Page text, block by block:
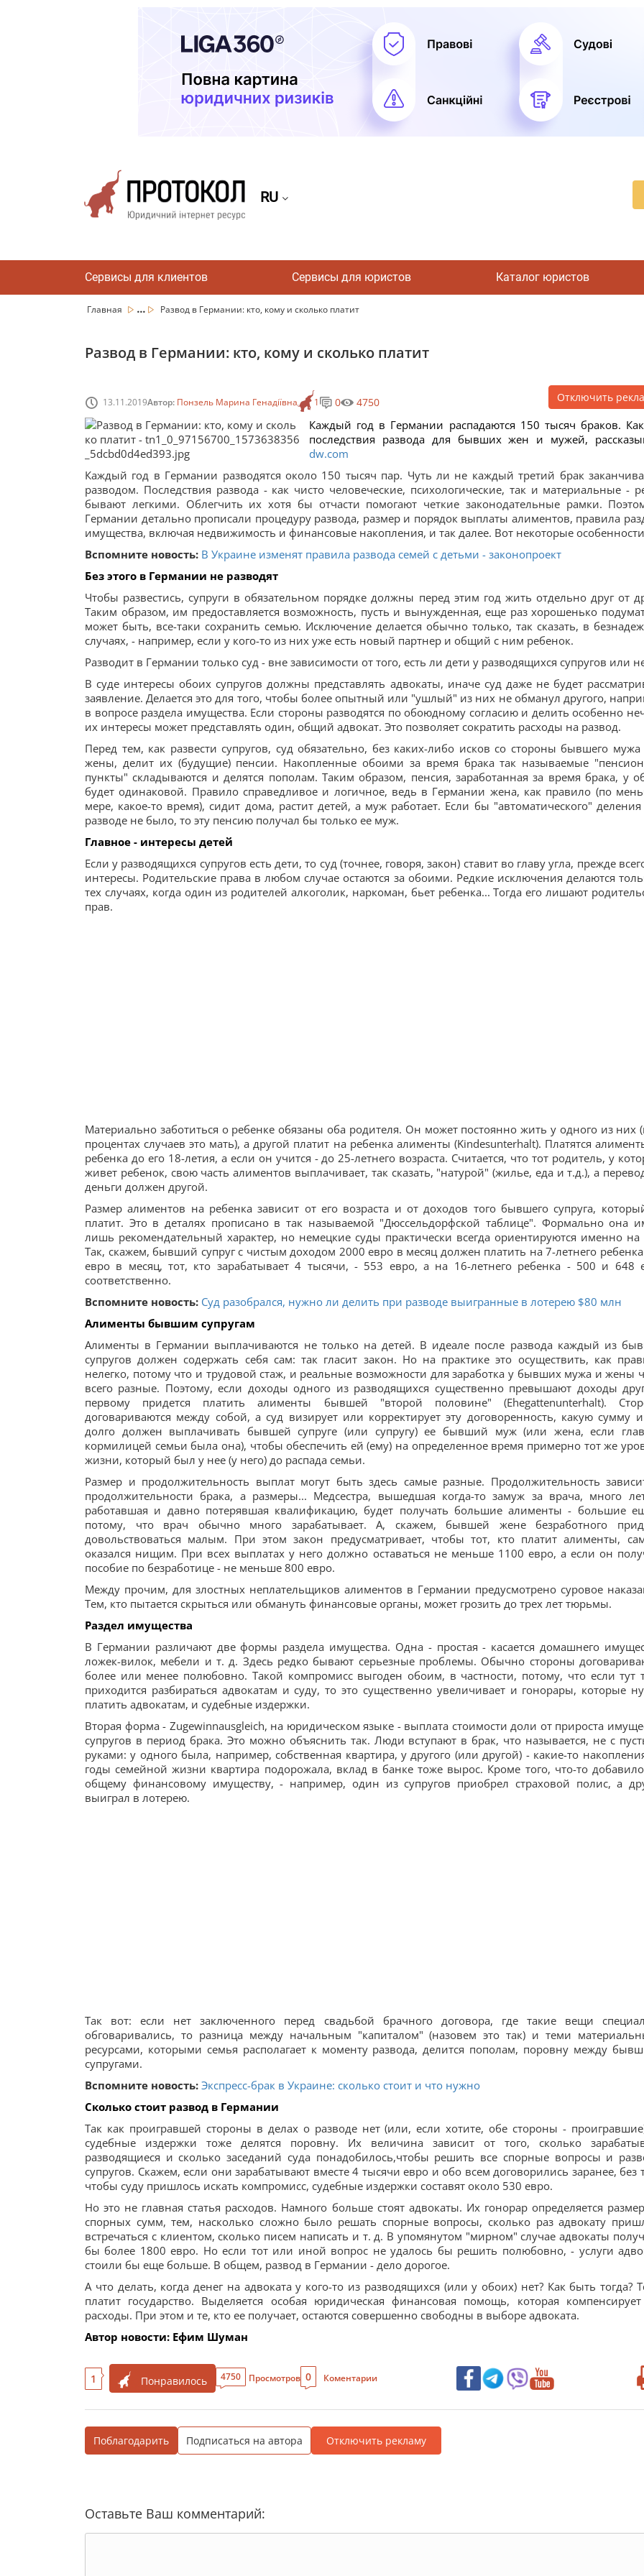
RU
Сервисы для клиентов Сервисы для юристов Каталог юристов
Главная ... Развод в Германии: кто, кому и сколько платит
Развод в Германии: кто, кому и сколько платит
13.11.2019Автор: Понзель Марина Генадіївна 1 0 4750 Отключить
Каждый год в Германии распадаются 150 тысяч браков.
последствия развода для бывших жен и мужей,
dw.com
Каждый год в Германии разводятся около 150 тысяч пар. Чуть ли не каждый третий брак
разводом. Последствия развода - как чисто человеческие, психологические, так и материальные -
бывают легкими. Облегчить их хотя бы отчасти помогают четкие законодательные рамки.
Германии детально прописали процедуру развода, размер и порядок выплаты алиментов, правила
имущества, включая недвижимость и финансовые накопления, и так далее. Вот некоторые
Вспомните новость: В Украине изменят правила развода семей с детьми - законопроект
Без этого в Германии не разводят
Чтобы развестись, супруги в обязательном порядке должны перед этим год жить отдельно друг от
Таким образом, им предоставляется возможность, пусть и вынужденная, еще раз хорошенько
может быть, все-таки сохранить семью. Исключение делается обычно только, так сказать, в
случаях, - например, если у кого-то из них уже есть новый партнер и общий с ним ребенок.
Разводит в Германии только суд - вне зависимости от того, есть ли дети у разводящихся супругов или
В суде интересы обоих супругов должны представлять адвокаты, иначе суд даже не будет
заявление. Делается это для того, чтобы более опытный или "ушлый" из них не обманул другого,
в вопросе раздела имущества. Если стороны разводятся по обоюдному согласию и делить особенно
их интересы может представлять один, общий адвокат. Это позволяет сократить расходы на развод.
Перед тем, как развести супругов, суд обязательно, без каких-либо исков со стороны бывшего
жены, делит их (будущие) пенсии. Накопленные обоими за время брака так называемые
пункты" складываются и делятся пополам. Таким образом, пенсия, заработанная за время брака, у
будет одинаковой. Правило справедливое и логичное, ведь в Германии жена, как правило (по
мере, какое-то время), сидит дома, растит детей, а муж работает. Если бы "автоматического"
разводе не было, то эту пенсию получал бы только ее муж.
Главное - интересы детей
Если у разводящихся супругов есть дети, то суд (точнее, говоря, закон) ставит во главу угла, прежде
интересы. Родительские права в любом случае остаются за обоими. Редкие исключения делаются
тех случаях, когда один из родителей алкоголик, наркоман, бьет ребенка... Тогда его лишают
прав.
Материально заботиться о ребенке обязаны оба родителя. Он может постоянно жить у одного из них
процентах случаев это мать), а другой платит на ребенка алименты (Kindesunterhalt). Платятся
ребенка до его 18-летия, а если он учится - до 25-летнего возраста. Считается, что тот родитель, у
живет ребенок, свою часть алиментов выплачивает, так сказать, "натурой" (жилье, еда и т.д.), а
деньги должен другой.
Размер алиментов на ребенка зависит от его возраста и от доходов того бывшего супруга,
платит. Это в деталях прописано в так называемой "Дюссельдорфской таблице". Формально она
лишь рекомендательный характер, но немецкие суды практически всегда ориентируются именно на
Так, скажем, бывший супруг с чистым доходом 2000 евро в месяц должен платить на 7-летнего
евро в месяц, тот, кто зарабатывает 4 тысячи, - 553 евро, а на 16-летнего ребенка - 500 и 648
соответственно.
Вспомните новость: Суд разобрался, нужно ли делить при разводе выигранные в лотерею $80 млн
Алименты бывшим супругам
Алименты в Германии выплачиваются не только на детей. В идеале после развода каждый из
супругов должен содержать себя сам: так гласит закон. Но на практике это осуществить, как
нелегко, потому что и трудовой стаж, и реальные возможности для заработка у бывших мужа и жены
всего разные. Поэтому, если доходы одного из разводящихся существенно превышают доходы
первому придется платить алименты бывшей "второй половине" (Ehegattenunterhalt).
договариваются между собой, а суд визирует или корректирует эту договоренность, какую сумму
долго должен выплачивать бывшей супруге (или супругу) ее бывший муж (или жена, если
кормилицей семьи была она), чтобы обеспечить ей (ему) на определенное время примерно тот же
жизни, который был у нее (у него) до распада семьи.
Размер и продолжительность выплат могут быть здесь самые разные. Продолжительность
продолжительности брака, а размеры... Медсестра, вышедшая когда-то замуж за врача, много
работавшая и давно потерявшая квалификацию, будет получать большие алименты - большие
потому, что врач обычно много зарабатывает. А, скажем, бывшей жене безработного
довольствоваться малым. При этом закон предусматривает, чтобы тот, кто платит алименты,
оказался нищим. При всех выплатах у него должно оставаться не меньше 1100 евро, а если он
пособие по безработице - не меньше 800 евро.
Между прочим, для злостных неплательщиков алиментов в Германии предусмотрено суровое
Тем, кто пытается скрыться или обмануть финансовые органы, может грозить до трех лет тюрьмы.
Раздел имущества
В Германии различают две формы раздела имущества. Одна - простая - касается домашнего
ложек-вилок, мебели и т. д. Здесь редко бывают серьезные проблемы. Обычно стороны
более или менее полюбовно. Такой компромисс выгоден обоим, в частности, потому, что если тут
приходится разбираться адвокатам и суду, то это существенно увеличивает и гонорары, которые
платить адвокатам, и судебные издержки.
Вторая форма - Zugewinnausgleich, на юридическом языке - выплата стоимости доли от прироста
супругов в период брака. Это можно объяснить так. Люди вступают в брак, что называется, не с
руками: у одного была, например, собственная квартира, у другого (или другой) - какие-то
годы семейной жизни квартира подорожала, вклад в банке тоже вырос. Кроме того, что-то
общему финансовому имуществу, - например, один из супругов приобрел страховой полис, а
выиграл в лотерею.
Так вот: если нет заключенного перед свадьбой брачного договора, где такие вещи
обговаривались, то разница между начальным "капиталом" (назовем это так) и теми
ресурсами, которыми семья располагает к моменту развода, делится пополам, поровну между
супругами.
Вспомните новость: Экспресс-брак в Украине: сколько стоит и что нужно
Сколько стоит развод в Германии
Так как проигравшей стороны в делах о разводе нет (или, если хотите, обе стороны -
судебные издержки тоже делятся поровну. Их величина зависит от того, сколько
разводящиеся и сколько заседаний суда понадобилось,чтобы решить все спорные вопросы и
супругов. Скажем, если они зарабатывают вместе 4 тысячи евро и обо всем договорились заранее, без
чтобы суду пришлось искать компромисс, судебные издержки составят около 530 евро.
Но это не главная статья расходов. Намного больше стоят адвокаты. Их гонорар определяется
спорных сумм, тем, насколько сложно было решать спорные вопросы, сколько раз адвокату
встречаться с клиентом, сколько писем написать и т. д. В упомянутом "мирном" случае адвокаты
бы более 1800 евро. Но если тот или иной вопрос не удалось бы решить полюбовно, - услуги
стоили бы еще больше. В общем, развод в Германии - дело дорогое.
А что делать, когда денег на адвоката у кого-то из разводящихся (или у обоих) нет? Как быть тогда?
платит государство. Выделяется особая юридическая финансовая помощь, которая
расходы. При этом и те, кто ее получает, остаются совершенно свободны в выборе адвоката.
Автор новости: Ефим Шуман
1 Понравилось 4750 Просмотров 0 Коментарии
Поблагодарить Подписаться на автора Отключить рекламу
Оставьте Ваш комментарий: